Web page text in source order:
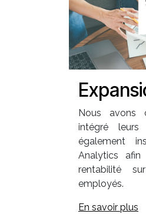
Nous avons
intégré leurs
également
Analytics
rentabilité
employés.
En savoir plus